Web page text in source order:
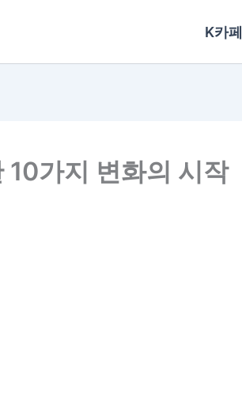
K카페
가지 변화의 시작